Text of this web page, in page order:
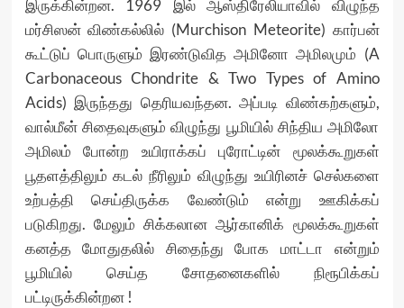
இருக்கின்றன. 1969 இல் ஆஸ்திரேலியாவில் விழுந்த
மர்சிஸன் விண்கல்லில் (Murchison Meteorite) கார்பன்
கூட்டுப் பொருளும் இரண்டுவித அமினோ அமிலமும் (A
Carbonaceous Chondrite & Two Types of Amino
Acids) இருந்தது தெரியவந்தன. அப்படி விண்கற்களும்,
வால்மீன் சிதைவுகளும் விழுந்து பூமியில் சிந்திய அமிலோ
அமிலம் போன்ற உயிராக்கப் புரோட்டின் மூலக்கூறுகள்
பூதளத்திலும் கடல் நீரிலும் விழுந்து உயிரினச் செல்களை
உற்பத்தி செய்திருக்க வேண்டும் என்று ஊகிக்கப்
படுகிறது. மேலும் சிக்கலான ஆர்கானிக் மூலக்கூறுகள்
கனத்த மோதுதலில் சிதைந்து போக மாட்டா என்றும்
பூமியில் செய்த சோதனைகளில் நிரூபிக்கப்
பட்டிருக்கின்றன !